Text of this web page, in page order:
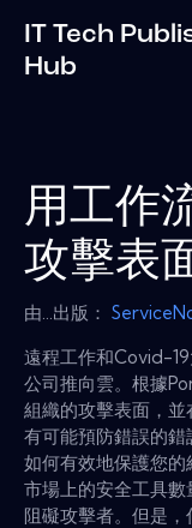
IT Tech
Hub
用工作
攻擊表
由...出版：
遠程工作和Covid-
公司推向雲。根據
組織的攻擊表面，
有可能預防錯誤的
如何有效地保護您的
市場上的安全工具
阻礙攻擊者。但是